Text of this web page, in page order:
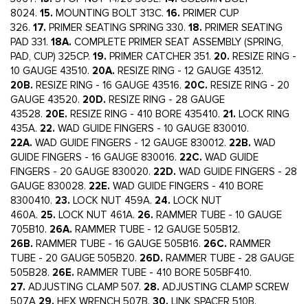
8024. 15. MOUNTING BOLT 313C. 16. PRIMER CUP
326. 17. PRIMER SEATING SPRING 330. 18. PRIMER SEATING
PAD 331. 18A. COMPLETE PRIMER SEAT ASSEMBLY (SPRING,
PAD, CUP) 325CP. 19. PRIMER CATCHER 351. 20. RESIZE RING -
10 GAUGE 43510. 20A. RESIZE RING - 12 GAUGE 43512.
20B. RESIZE RING - 16 GAUGE 43516. 20C. RESIZE RING - 20
GAUGE 43520. 20D. RESIZE RING - 28 GAUGE
43528. 20E. RESIZE RING - 410 BORE 435410. 21. LOCK RING
435A. 22. WAD GUIDE FINGERS - 10 GAUGE 830010.
22A. WAD GUIDE FINGERS - 12 GAUGE 830012. 22B. WAD
GUIDE FINGERS - 16 GAUGE 830016. 22C. WAD GUIDE
FINGERS - 20 GAUGE 830020. 22D. WAD GUIDE FINGERS - 28
GAUGE 830028. 22E. WAD GUIDE FINGERS - 410 BORE
8300410. 23. LOCK NUT 459A. 24. LOCK NUT
460A. 25. LOCK NUT 461A. 26. RAMMER TUBE - 10 GAUGE
705B10. 26A. RAMMER TUBE - 12 GAUGE 505B12.
26B. RAMMER TUBE - 16 GAUGE 505B16. 26C. RAMMER
TUBE - 20 GAUGE 505B20. 26D. RAMMER TUBE - 28 GAUGE
505B28. 26E. RAMMER TUBE - 410 BORE 505BF410.
27. ADJUSTING CLAMP 507. 28. ADJUSTING CLAMP SCREW
507A 29. HEX WRENCH 507B. 30. LINK SPACER 510B.